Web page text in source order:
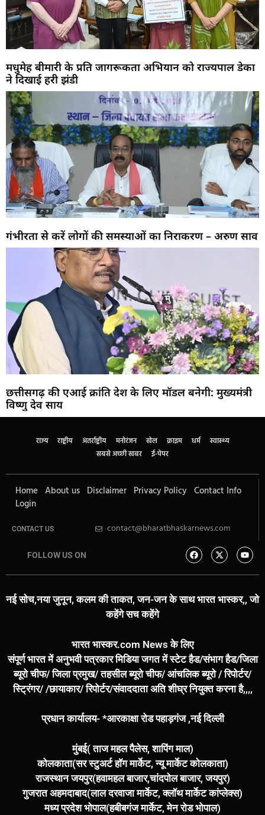
मधुमेह बीमारी के प्रति जागरूकता अभियान को राज्यपाल डेका
ने दिखाई हरी झंडी
गंभीरता से करें लोगों की समस्याओं का निराकरण – अरुण साव
छत्तीसगढ़ की एआई क्रांति देश के लिए मॉडल बनेगी: मुख्यमंत्री
विष्णु देव साय
राज्य राष्ट्रीय अंतर्राष्ट्रीय मनोरंजन खेल क्राइम धर्म
स्वास्थ्य
सबसे अच्छी खबर
ई-पेपर
Home About us Disclaimer Privacy Policy Contact Info
Login
CONTACT US contact@bharatbhaskarnews.com
FOLLOW US ON
नई सोच,नया जुनून, कलम की ताकत, जन-जन के साथ भारत भास्कर,, जो
कहेंगे सच कहेंगे
भारत भास्कर.com News के लिए
संपूर्ण भारत में अनुभवी पत्रकार मिडिया जगत में स्टेट हैड/संभाग हैड/जिला
ब्यूरो चीफ/ जिला प्रमुख/ तहसील ब्यूरो चीफ/ आंचलिक ब्यूरो / रिपोर्टर/
स्ट्रिंगर/ /छायाकार/ रिपोर्टर/संवाददाता अति शीघ्र नियुक्त करना है,,,,
प्रधान कार्यालय- *आरकाक्षा रोड पहाड़गंज ,नई दिल्ली
मुंबई( ताज महल पैलेस, शापिंग माल)
कोलकाता(सर स्टुअर्ट हॉग मार्केट, न्यू मार्केट कोलकाता)
राजस्थान जयपुर(हवामहल बाजार,चांदपोल बाजार, जयपुर)
गुजरात अहमदाबाद(लाल दरवाजा मार्केट, क्लॉथ मार्केट कांप्लेक्स)
मध्य प्रदेश भोपाल(हबीबगंज मार्केट, मेन रोड भोपाल)